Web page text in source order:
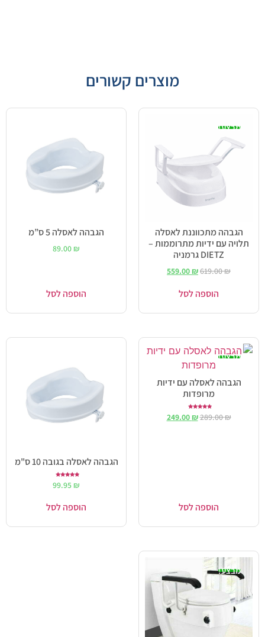
מוצרים קשורים
מבצע!
הגבהה מתכווננת לאסלה
תלויה עם ידיות מתרוממות –
DIETZ גרמניה
619.00₪
559.00₪
הוספה לסל
הגבהה לאסלה 5 ס”מ
89.00 ₪
הוספה לסל
מבצע!
הגבהה לאסלה עם ידיות
מרופדות
5.00
מתוך 5
289.00₪
249.00₪
הוספה לסל
הגבהה לאסלה בגובה 10 ס"מ
5.00
99.95 ₪
הוספה לסל
מבצע!